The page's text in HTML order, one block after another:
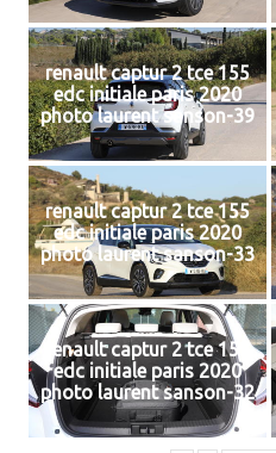
renault captur 2 tce 155
edc initiale paris 2020
photo laurent sanson-39
renault captur 2 tce 155
edc initiale paris 2020
photo laurent sanson-33
renault captur 2 tce 155
edc initiale paris 2020
photo laurent sanson-32